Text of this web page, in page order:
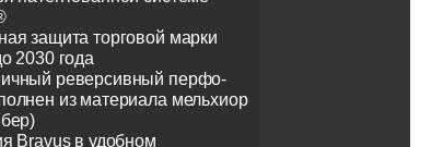
защита торговой марки
2030 года
реверсивный перфо-
из материала мельхиор
Bravus в удобном